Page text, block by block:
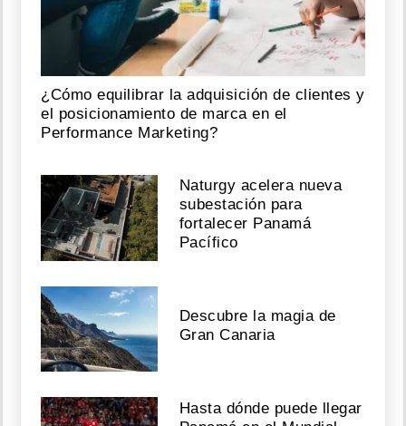
¿Cómo equilibrar la adquisición de clientes y
el posicionamiento de marca en el
Performance Marketing?
Naturgy acelera nueva
subestación para
fortalecer Panamá
Pacífico
Descubre la magia de
Gran Canaria
Hasta dónde puede llegar